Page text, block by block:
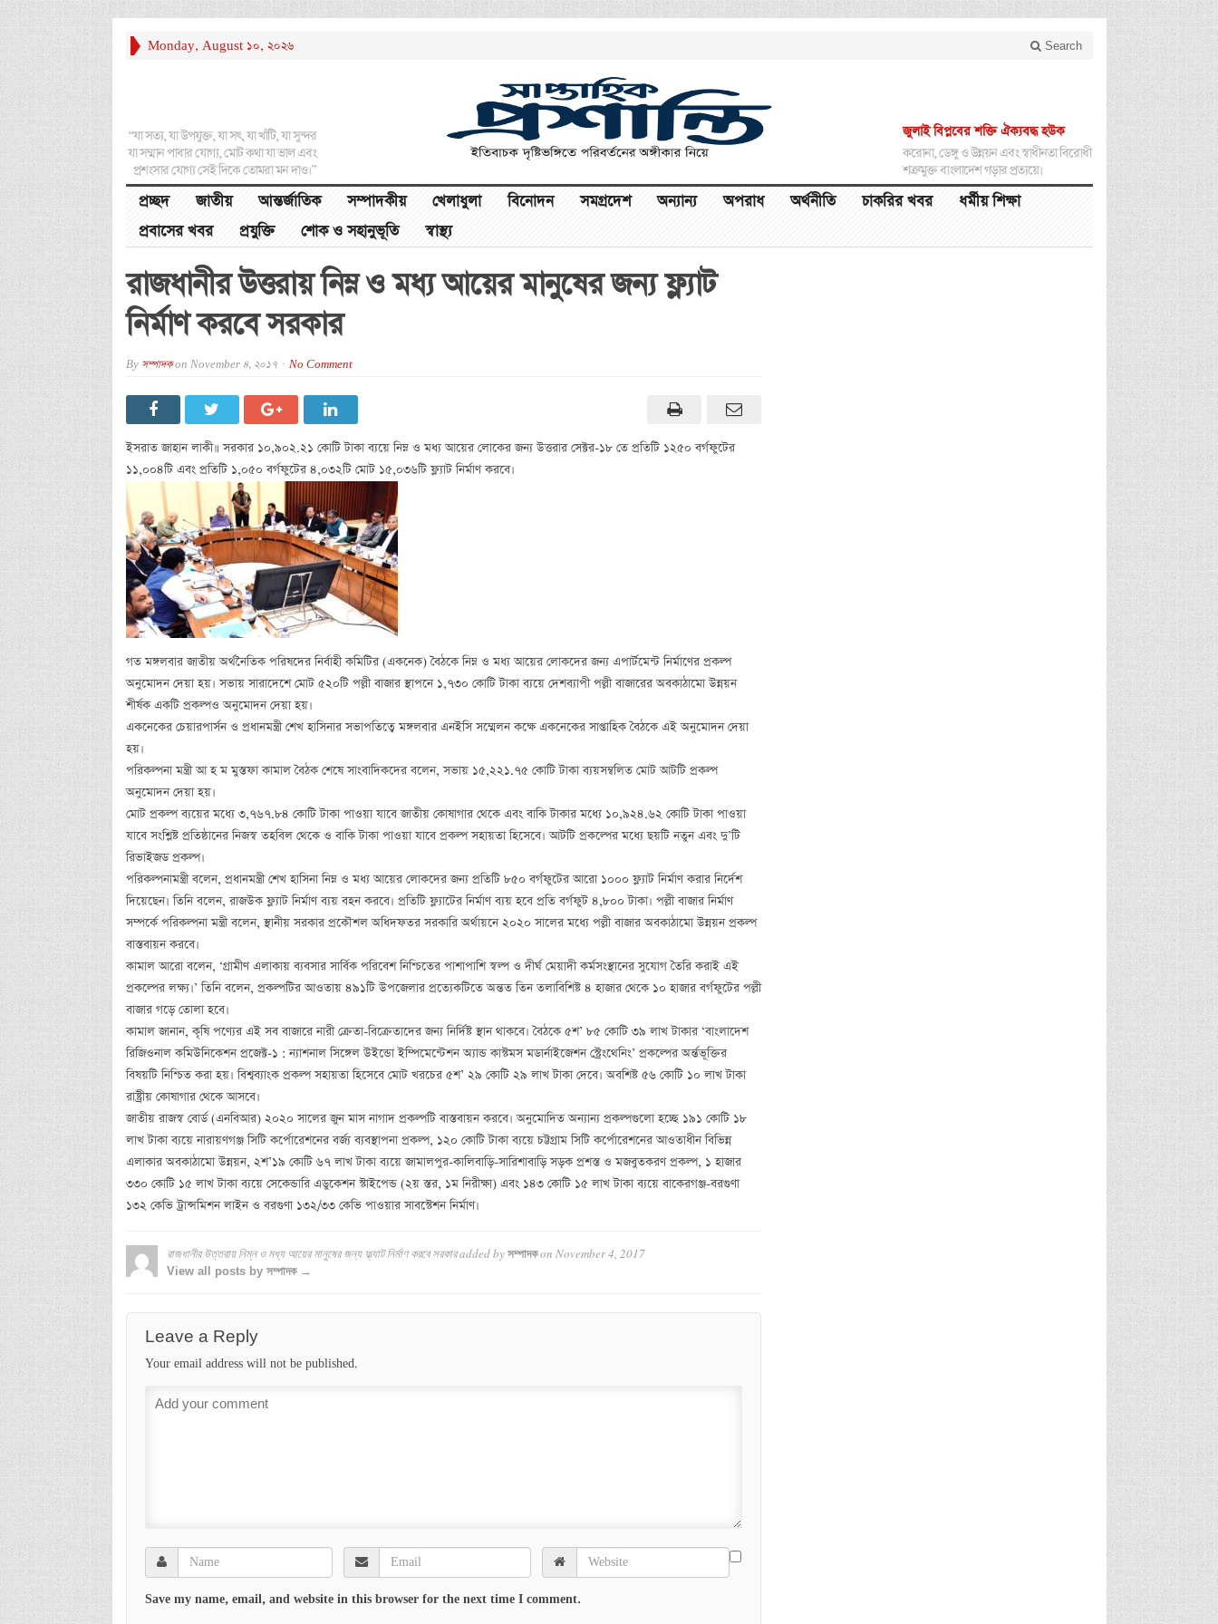
Monday, August 10, 2026 Search
“যা সত্য, যা উপযুক্ত, যা সৎ, যা খাঁটি, যা সুন্দর
যা সম্মান পাবার যোগ্য, মোট কথা যা ভাল এবং
প্রশংসার যোগ্য সেই দিকে তোমরা মন দাও।”
জুলাই বিপ্লবের শক্তি ঐক্যবদ্ধ হউক
করোনা, ডেঙ্গু ও উন্নয়ন এবং স্বাধীনতা বিরোধী
শত্রুমুক্ত বাংলাদেশ গড়ার প্রত্যয়ে।
প্রচ্ছদ জাতীয় আন্তর্জাতিক সম্পাদকীয় খেলাধুলা বিনোদন সমগ্রদেশ অন্যান্য অপরাধ অর্থনীতি চাকরির খবর
ধর্মীয় শিক্ষা
প্রবাসের খবর
প্রযুক্তি শোক ও সহানুভূতি স্বাস্থ্য
রাজধানীর উত্তরায় নিম্ন ও মধ্য আয়ের মানুষের জন্য ফ্ল্যাট
নির্মাণ করবে সরকার
By সম্পাদকon November 4, 2017 No Comment
ইসরাত জাহান লাকী॥ সরকার ১০,৯০২.২১ কোটি টাকা ব্যয়ে নিম্ন ও মধ্য আয়ের লোকের জন্য উত্তরার সেক্টর-১৮ তে প্রতিটি ১২৫০ বর্গফুটের
১১,০০৪টি এবং প্রতিটি ১,০৫০ বর্গফুটের ৪,০৩২টি মোট ১৫,০৩৬টি ফ্ল্যাট নির্মাণ করবে।
গত মঙ্গলবার জাতীয় অর্থনৈতিক পরিষদের নির্বাহী কমিটির (একনেক) বৈঠকে নিম্ন ও মধ্য আয়ের লোকদের জন্য এপার্টমেন্ট নির্মাণের প্রকল্প
অনুমোদন দেয়া হয়। সভায় সারাদেশে মোট ৫২০টি পল্লী বাজার স্থাপনে ১,৭৩০ কোটি টাকা ব্যয়ে দেশব্যাপী পল্লী বাজারের অবকাঠামো উন্নয়ন
শীর্ষক একটি প্রকল্পও অনুমোদন দেয়া হয়।
একনেকের চেয়ারপার্সন ও প্রধানমন্ত্রী শেখ হাসিনার সভাপতিত্বে মঙ্গলবার এনইসি সম্মেলন কক্ষে একনেকের সাপ্তাহিক বৈঠকে এই অনুমোদন দেয়া
হয়।
পরিকল্পনা মন্ত্রী আ হ ম মুস্তফা কামাল বৈঠক শেষে সাংবাদিকদের বলেন, সভায় ১৫,২২১.৭৫ কোটি টাকা ব্যয়সম্বলিত মোট আটটি প্রকল্প
অনুমোদন দেয়া হয়।
মোট প্রকল্প ব্যয়ের মধ্যে ৩,৭৬৭.৮৪ কোটি টাকা পাওয়া যাবে জাতীয় কোষাগার থেকে এবং বাকি টাকার মধ্যে ১০,৯২৪.৬২ কোটি টাকা পাওয়া
যাবে সংশ্লিষ্ট প্রতিষ্ঠানের নিজস্ব তহবিল থেকে ও বাকি টাকা পাওয়া যাবে প্রকল্প সহায়তা হিসেবে। আটটি প্রকল্পের মধ্যে ছয়টি নতুন এবং দু’টি
রিভাইজড প্রকল্প।
পরিকল্পনামন্ত্রী বলেন, প্রধানমন্ত্রী শেখ হাসিনা নিম্ন ও মধ্য আয়ের লোকদের জন্য প্রতিটি ৮৫০ বর্গফুটের আরো ১০০০ ফ্ল্যাট নির্মাণ করার নির্দেশ
দিয়েছেন। তিনি বলেন, রাজউক ফ্ল্যাট নির্মাণ ব্যয় বহন করবে। প্রতিটি ফ্ল্যাটের নির্মাণ ব্যয় হবে প্রতি বর্গফুট ৪,৮০০ টাকা। পল্লী বাজার নির্মাণ
সম্পর্কে পরিকল্পনা মন্ত্রী বলেন, স্থানীয় সরকার প্রকৌশল অধিদফতর সরকারি অর্থায়নে ২০২০ সালের মধ্যে পল্লী বাজার অবকাঠামো উন্নয়ন প্রকল্প
বাস্তবায়ন করবে।
কামাল আরো বলেন, ‘গ্রামীণ এলাকায় ব্যবসার সার্বিক পরিবেশ নিশ্চিতের পাশাপাশি স্বল্প ও দীর্ঘ মেয়াদী কর্মসংস্থানের সুযোগ তৈরি করাই এই
প্রকল্পের লক্ষ্য।’ তিনি বলেন, প্রকল্পটির আওতায় ৪৯১টি উপজেলার প্রত্যেকটিতে অন্তত তিন তলাবিশিষ্ট ৪ হাজার থেকে ১০ হাজার বর্গফুটের পল্লী
বাজার গড়ে তোলা হবে।
কামাল জানান, কৃষি পণ্যের এই সব বাজারে নারী ক্রেতা-বিক্রেতাদের জন্য নির্দিষ্ট স্থান থাকবে। বৈঠকে ৫শ’ ৮৫ কোটি ৩৯ লাখ টাকার ‘বাংলাদেশ
রিজিওনাল কমিউনিকেশন প্রজেক্ট-১ : ন্যাশনাল সিঙ্গেল উইন্ডো ইম্পিমেন্টেশন অ্যান্ড কাস্টমস মডার্নাইজেশন স্ট্রেংথেনিং’ প্রকল্পের অর্ন্তভূক্তির
বিষয়টি নিশ্চিত করা হয়। বিশ্বব্যাংক প্রকল্প সহায়তা হিসেবে মোট খরচের ৫শ’ ২৯ কোটি ২৯ লাখ টাকা দেবে। অবশিষ্ট ৫৬ কোটি ১০ লাখ টাকা
রাষ্ট্রীয় কোষাগার থেকে আসবে।
জাতীয় রাজস্ব বোর্ড (এনবিআর) ২০২০ সালের জুন মাস নাগাদ প্রকল্পটি বাস্তবায়ন করবে। অনুমোদিত অন্যান্য প্রকল্পগুলো হচ্ছে ১৯১ কোটি ১৮
লাখ টাকা ব্যয়ে নারায়ণগঞ্জ সিটি কর্পোরেশনের বর্জ্য ব্যবস্থাপনা প্রকল্প, ১২০ কোটি টাকা ব্যয়ে চট্টগ্রাম সিটি কর্পোরেশনের আওতাধীন বিভিন্ন
এলাকার অবকাঠামো উন্নয়ন, ২শ’১৯ কোটি ৬৭ লাখ টাকা ব্যয়ে জামালপুর-কালিবাড়ি-সারিশাবাড়ি সড়ক প্রশস্ত ও মজবুতকরণ প্রকল্প, ১ হাজার
৩৩০ কোটি ১৫ লাখ টাকা ব্যয়ে সেকেন্ডারি এডুকেশন স্টাইপেন্ড (২য় স্তর, ১ম নিরীক্ষা) এবং ১৪৩ কোটি ১৫ লাখ টাকা ব্যয়ে বাকেরগঞ্জ-বরগুণা
১৩২ কেভি ট্রান্সমিশন লাইন ও বরগুণা ১৩২/৩৩ কেভি পাওয়ার সাবস্টেশন নির্মাণ।
রাজধানীর উত্তরায় নিম্ন ও মধ্য আয়ের মানুষের জন্য ফ্ল্যাট নির্মাণ করবে সরকারadded by সম্পাদকon November 4, 2017
View all posts by সম্পাদক →
Leave a Reply
Your email address will not be published.
Save my name, email, and website in this browser for the next time I comment.